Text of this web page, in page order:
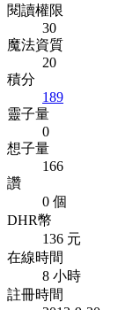
閱讀權限
30
魔法資質
20
積分
189
靈子量
0
想子量
166
讚
0 個
DHR幣
136 元
在線時間
8 小時
註冊時間